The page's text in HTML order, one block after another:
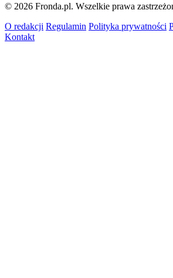
© 2026 Fronda.pl. Wszelkie prawa
O redakcji Regulamin Polityka prywatności
Kontakt